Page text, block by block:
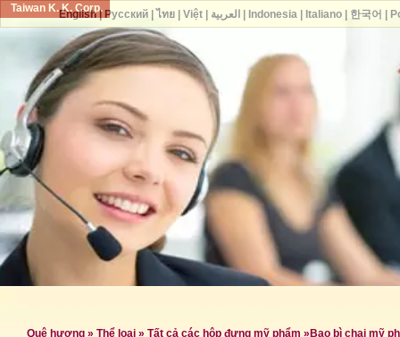
Taiwan K. K. Corp.
Quê hương » Thể loại » Tất cả các hộp đựng mỹ phẩm » Bao bì chai mỹ
English| Русский| ไทย| Việt| العربية Indonesia| Italiano| 한국어